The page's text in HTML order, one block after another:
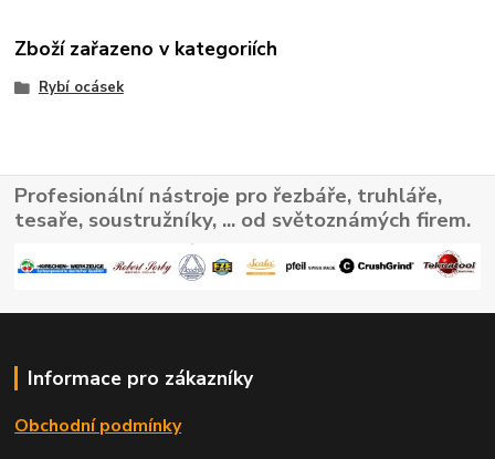
Zboží zařazeno v kategoriích
Rybí ocásek
Profesionální nástroje pro řezbáře, truhláře,
tesaře, soustružníky, ... od světoznámých firem.
Informace pro zákazníky
Obchodní podmínky